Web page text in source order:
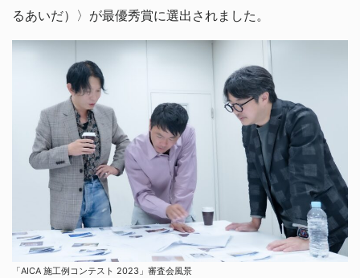
るあいだ）〉が最優秀賞に選出されました。
「AICA 施工例コンテスト 2023」審査会風景